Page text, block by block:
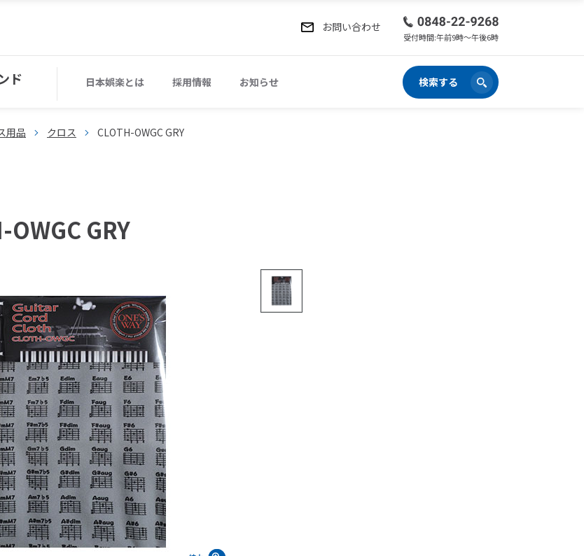
お問い合わせ
受付時間:午前9時〜午後6時
ド 日本娯楽とは 採用情報 お知らせ 検索する
用品 クロス CLOTH-OWGC GRY
OWGC GRY